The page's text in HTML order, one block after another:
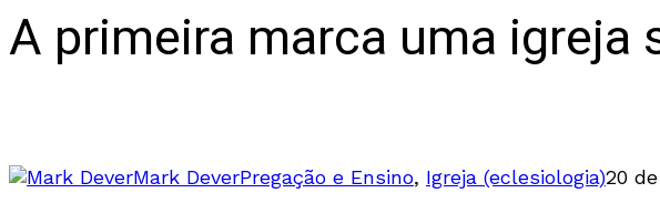
A primeira marca uma igreja
Mark DeverPregação e Ensino, Igreja (eclesiologia)20